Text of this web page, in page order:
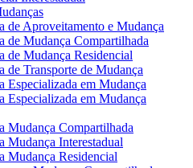
de Aproveitamento e Mudança
de Mudança Compartilhada
de Mudança Residencial
de Transporte de Mudança
Especializada em Mudança
Especializada em Mudança
Mudança Compartilhada
Mudança Interestadual
Mudança Residencial